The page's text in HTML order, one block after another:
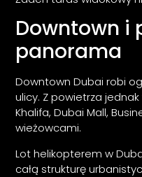
Downtown i
panorama
Downtown Dubai robi
ulicy. Z powietrza
Khalifa, Dubai Mall,
wieżowcami.
Lot helikopterem w
całą strukturę